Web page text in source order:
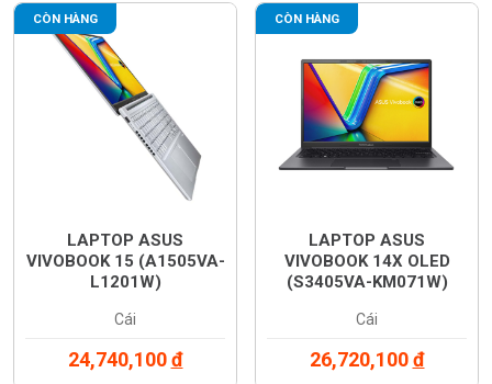
CÒN HÀNG
LAPTOP ASUS
VIVOBOOK 15 (A1505VA-
L1201W)
Cái
24,740,100đ
CÒN HÀNG
LAPTOP ASUS
VIVOBOOK 14X OLED
(S3405VA-KM071W)
Cái
26,720,100đ